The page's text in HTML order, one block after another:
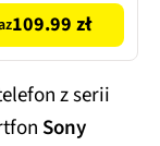
109.99 zł
z serii
Sony